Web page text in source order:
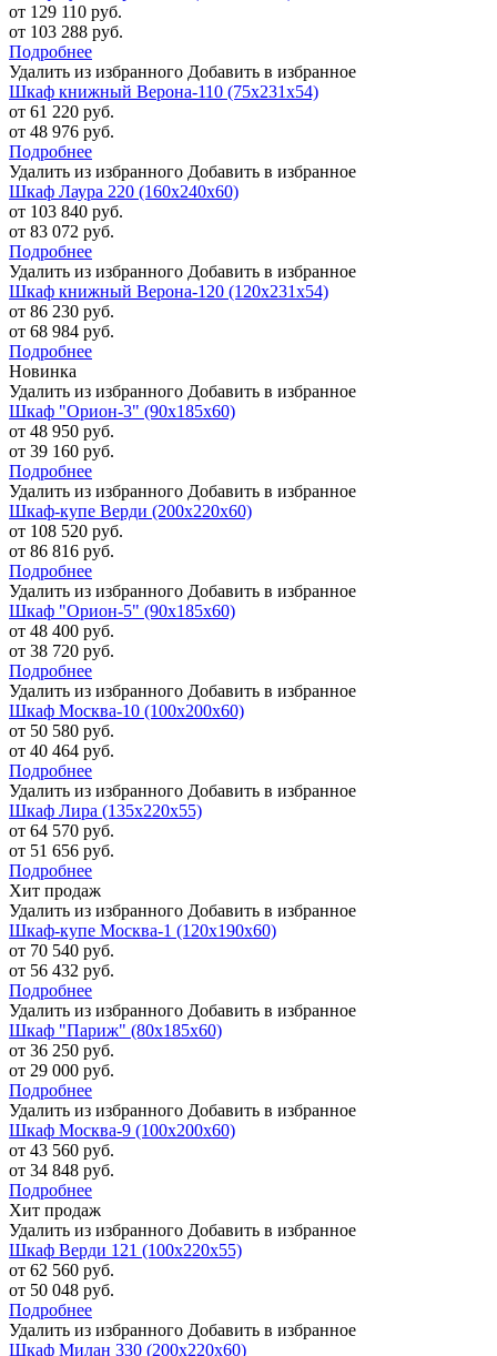
от 129 110 руб.
от 103 288 руб.
Подробнее
Удалить из избранного Добавить в избранное
Шкаф книжный Верона-110 (75х231х54)
от 61 220 руб.
от 48 976 руб.
Подробнее
Удалить из избранного Добавить в избранное
Шкаф Лаура 220 (160х240х60)
от 103 840 руб.
от 83 072 руб.
Подробнее
Удалить из избранного Добавить в избранное
Шкаф книжный Верона-120 (120х231х54)
от 86 230 руб.
от 68 984 руб.
Подробнее
Новинка
Удалить из избранного Добавить в избранное
Шкаф "Орион-3" (90х185х60)
от 48 950 руб.
от 39 160 руб.
Подробнее
Удалить из избранного Добавить в избранное
Шкаф-купе Верди (200х220х60)
от 108 520 руб.
от 86 816 руб.
Подробнее
Удалить из избранного Добавить в избранное
Шкаф "Орион-5" (90х185х60)
от 48 400 руб.
от 38 720 руб.
Подробнее
Удалить из избранного Добавить в избранное
Шкаф Москва-10 (100х200х60)
от 50 580 руб.
от 40 464 руб.
Подробнее
Удалить из избранного Добавить в избранное
Шкаф Лира (135х220х55)
от 64 570 руб.
от 51 656 руб.
Подробнее
Хит продаж
Удалить из избранного Добавить в избранное
Шкаф-купе Москва-1 (120х190х60)
от 70 540 руб.
от 56 432 руб.
Подробнее
Удалить из избранного Добавить в избранное
Шкаф "Париж" (80х185х60)
от 36 250 руб.
от 29 000 руб.
Подробнее
Удалить из избранного Добавить в избранное
Шкаф Москва-9 (100х200х60)
от 43 560 руб.
от 34 848 руб.
Подробнее
Хит продаж
Удалить из избранного Добавить в избранное
Шкаф Верди 121 (100х220х55)
от 62 560 руб.
от 50 048 руб.
Подробнее
Удалить из избранного Добавить в избранное
Шкаф Милан 330 (200х220х60)